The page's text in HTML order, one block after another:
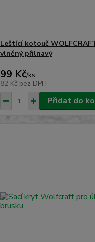
Leštící kotouč
vlněný přilnavý
99 Kč/ks
82 Kč bez DPH
Přidat do